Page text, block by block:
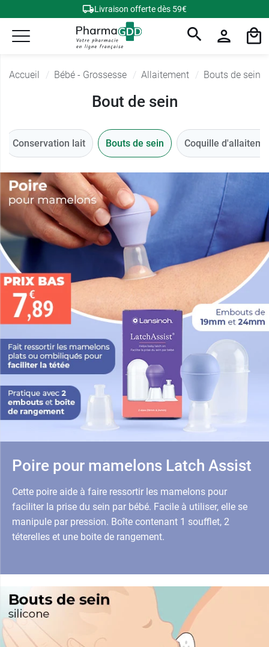
Livraison offerte dès 59€
Accueil Bébé - Grossesse Allaitement Bouts de sein
Bout de sein
Conservation lait Bouts de sein Coquille
Poire pour mamelons Latch Assist
Cette poire aide à faire ressortir les mamelons pour
faciliter la prise du sein par bébé. Facile à utiliser, elle se
manipule par pression. Boîte contenant 1 soufflet, 2
téterelles et une boite de rangement.